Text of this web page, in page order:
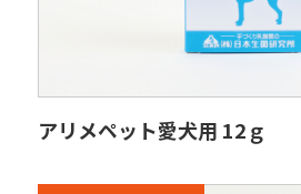
アリメペット愛犬用 12ｇ